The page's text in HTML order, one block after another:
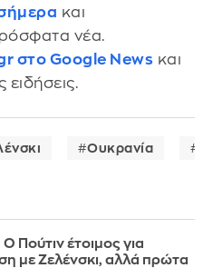
σήμερα και
νέα.
στο Google News και
ειδήσεις.
Ουκρανία
Πούτιν έτοιμος για
με Ζελένσκι, αλλά πρώτα